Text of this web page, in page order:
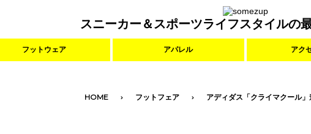
スニーカー＆スポーツライフスタイルの
フットウェア アパレル アク
HOME フットフェア アディダス「クライマクール